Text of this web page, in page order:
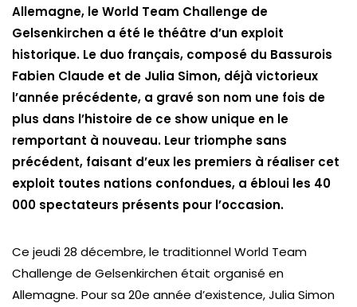
Allemagne, le World Team Challenge de
Gelsenkirchen a été le théâtre d’un exploit
historique. Le duo français, composé du Bassurois
Fabien Claude et de Julia Simon, déjà victorieux
l’année précédente, a gravé son nom une fois de
plus dans l’histoire de ce show unique en le
remportant à nouveau. Leur triomphe sans
précédent, faisant d’eux les premiers à réaliser cet
exploit toutes nations confondues, a ébloui les 40
000 spectateurs présents pour l’occasion.
Ce jeudi 28 décembre, le traditionnel World Team
Challenge de Gelsenkirchen était organisé en
Allemagne. Pour sa 20e année d’existence, Julia Simon